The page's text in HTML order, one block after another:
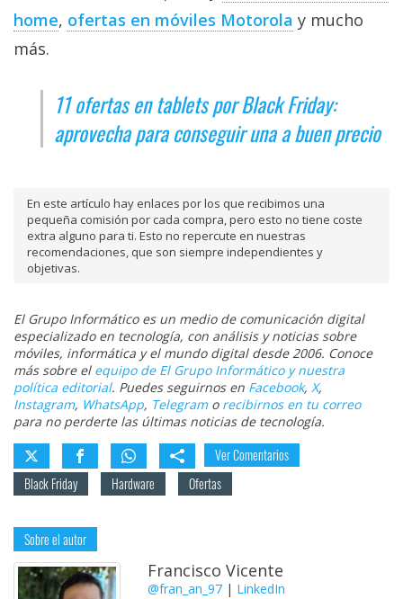
home, ofertas en móviles Motorola y mucho
más.
11 ofertas en tablets por Black Friday:
aprovecha para conseguir una a buen precio
En este artículo hay enlaces por los que recibimos una
pequeña comisión por cada compra, pero esto no tiene coste
extra alguno para ti. Esto no repercute en nuestras
recomendaciones, que son siempre independientes y
objetivas.
El Grupo Informático es un medio de comunicación digital
especializado en tecnología, con análisis y noticias sobre
móviles, informática y el mundo digital desde 2006. Conoce
más sobre el equipo de El Grupo Informático y nuestra
política editorial. Puedes seguirnos en Facebook, X,
Instagram, WhatsApp, Telegramo recibirnos en tu correo
para no perderte las últimas noticias de tecnología.
Ver Comentarios
Black Friday
Hardware Ofertas
Sobre el autor
Francisco Vicente
@fran_an_97 | LinkedIn